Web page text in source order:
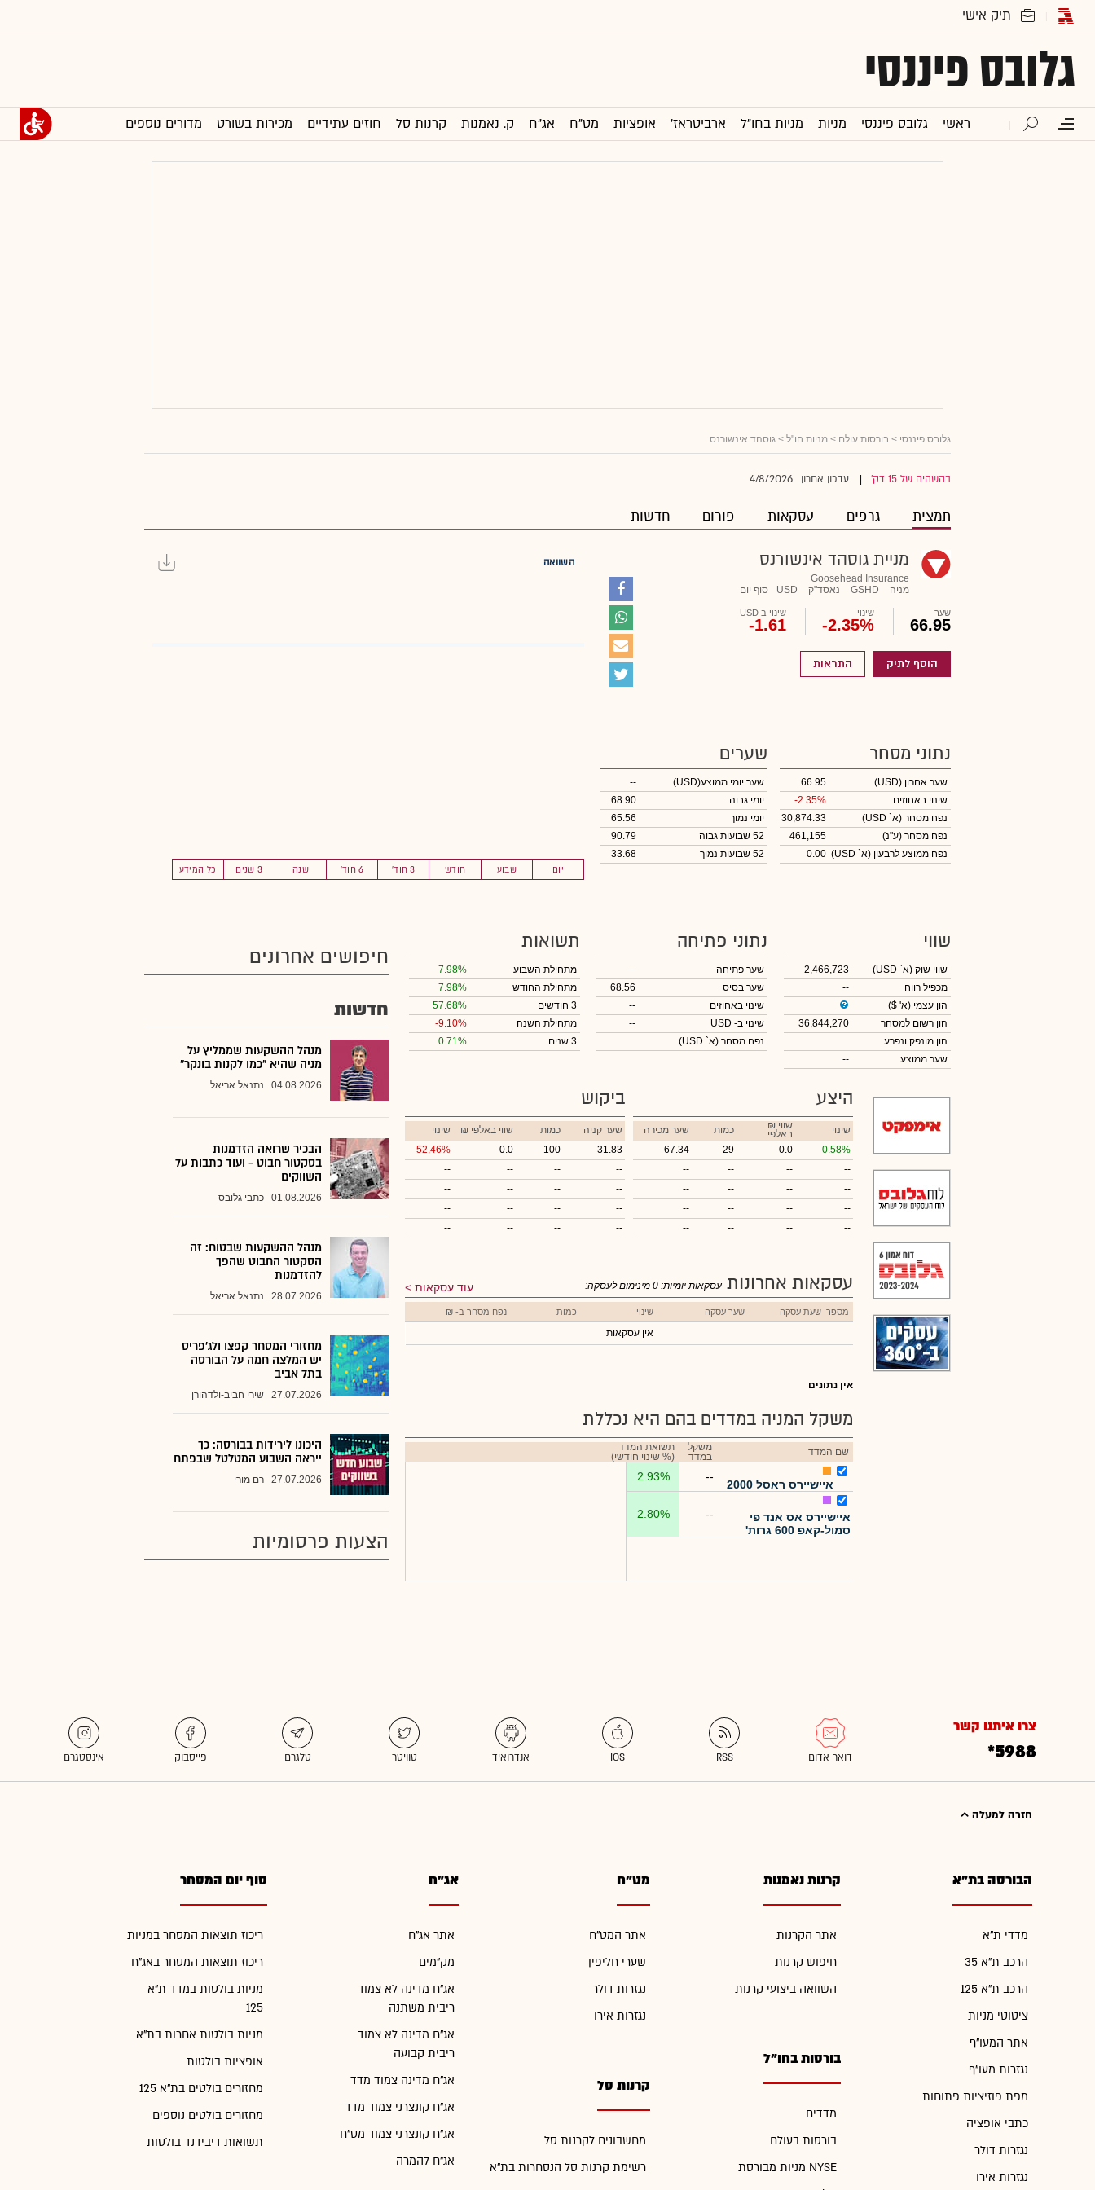
גלובס פיננסי
ראשי גלובס פיננסי מניות מניות בחו"ל ארביטראז' אופציות מט"ח אג"ח ק. נאמנות קרנות סל חוזים עתידיים מכירות בשורט מדורים נוספים
גלובס פיננסי > בורסות עולם > מניות חו"ל > גוסהד אינשורנס
בהשהיה של 15 דק' עדכון אחרון 4/8/2026
תמצית גרפים עסקאות פורום חדשות
מניית גוסהד אינשורנס
Goosehead Insurance
מניה
GSHD נאסד"ק USD סוף יום
שער
66.95
שינוי
-2.35%
שינוי ב USD
-1.61
הוסף לתיק התראות
השוואה
יום שבוע חודש 3 חוד' 6 חוד' שנה 3 שנים כל המידע
נתוני מסחר
שער אחרון (USD)
66.95
שינוי באחוזים
-2.35%
נפח מסחר (א` USD)
30,874.33
נפח מסחר (ע"נ)
461,155
נפח ממוצע לרבעון (א` USD)
0.00
שערים
שער יומי ממוצע(USD)
--
יומי גבוה
68.90
יומי נמוך
65.56
52 שבועות גבוה
90.79
52 שבועות נמוך
33.68
שווי
שווי שוק (א` USD)
2,466,723
מכפיל רווח
--
הון עצמי (א' $)
הון רשום למסחר
36,844,270
הון מונפק ונפרע
שער ממוצע
--
נתוני פתיחה
שער פתיחה
--
שער בסיס
68.56
שינוי באחוזים
--
שינוי ב- USD
--
נפח מסחר (א` USD)
תשואות
מתחילת השבוע
7.98%
מתחילת החודש
7.98%
3 חודשים
57.68%
מתחילת השנה
-9.10%
3 שנים
0.71%
היצע
שינוי ₪ שווי
באלפי כמות
שער מכירה
0.58%
0.0
29
67.34
--
--
--
--
--
--
--
--
--
--
--
--
--
--
--
--
ביקוש
שער קניה כמות ₪ שווי באלפי
שינוי
31.83
100
0.0
-52.46%
--
--
--
--
--
--
--
--
--
--
--
--
--
--
--
--
עסקאות אחרונות עוד עסקאות עסקאות יומיות: 0 מינימום לעסקה:
מספר שעת עסקה שער עסקה שינוי כמות נפח מסחר ב- ₪
אין עסקאות
אין נתונים
משקל המניה במדדים בהם היא נכללת
שם המדד
משקל
במדד
תשואת המדד
(% שינוי חודשי)
איישיירס ראסל 2000
--
2.93%
איישיירס אס אנד פי
סמול-קאפ 600 גרות'
--
2.80%
חיפושים אחרונים
חדשות
מנהל ההשקעות שממליץ על
מניה שהיא "כמו לקנות בונקר"
04.08.2026 נתנאל אריאל
הבכיר שרואה הזדמנות
בסקטור חבוט - ועוד כתבות על
השווקים
01.08.2026 כתבי גלובס
מנהל ההשקעות שבטוח: זה
הסקטור החבוט שהפך
להזדמנות
28.07.2026 נתנאל אריאל
מחזורי המסחר קפצו ולג'פריס
יש המלצה חמה על הבורסה
בתל אביב
27.07.2026 שירי חביב-ולדהורן
היכונו לירידות בבורסה: כך
ייראה השבוע המטלטל שבפתח
27.07.2026 רם מורי
הצעות פרסומיות
צרו איתנו קשר
*5988
חזרה למעלה
הבורסה בת"א
מדדי ת"א
הרכב ת"א 35
הרכב ת"א 125
ציטוטי מניות
אתר המעו"ף
נגזרות מעו"ף
מפת פוזיציות פתוחות
כתבי אופציה
נגזרות דולר
נגזרות אירו
קרנות נאמנות
אתר הקרנות
חיפוש קרנות
השוואה ביצועי קרנות
בורסות בחו"ל
מדדים
בורסות בעולם
מניות מבורסת NYSE
מט"ח
אתר המט"ח
שערי חליפין
נגזרות דולר
נגזרות אירו
קרנות סל
מחשבונים לקרנות סל
רשימת קרנות סל הנסחרות בת"א
אג"ח
אתר אג"ח
מק"מים
אג"ח מדינה לא צמוד
ריבית משתנה
אג"ח מדינה לא צמוד
ריבית קבועה
אג"ח מדינה צמוד מדד
אג"ח קונצרני צמוד מדד
אג"ח קונצרני צמוד מט"ח
אג"ח להמרה
סוף יום המסחר
ריכוז תוצאות המסחר במניות
ריכוז תוצאות המסחר באג"ח
מניות בולטות במדד ת"א
125
מניות בולטות אחרות בת"א
אופציות בולטות
מחזורים בולטים בת"א 125
מחזורים בולטים נוספים
תשואות דיבידנד בולטות